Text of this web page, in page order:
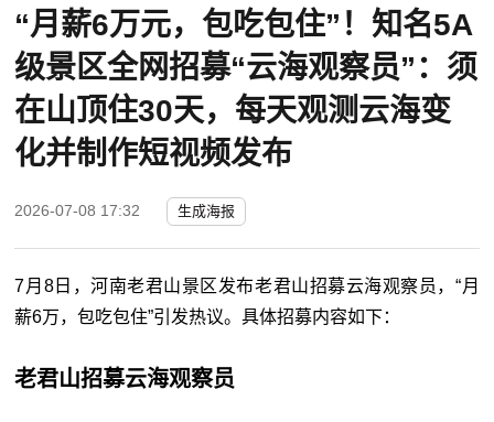
“月薪6万元，包吃包住”！知名5A
级景区全网招募“云海观察员”：须
在山顶住30天，每天观测云海变
化并制作短视频发布
2026-07-08 17:32 生成海报
7月8日，河南老君山景区发布老君山招募云海观察员，“月
薪6万，包吃包住”引发热议。具体招募内容如下：
老君山招募云海观察员